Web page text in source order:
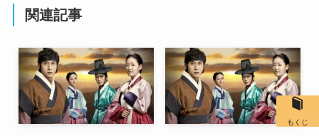
関連記事
もくじ